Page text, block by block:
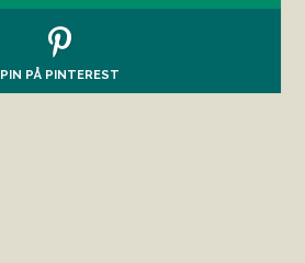
PIN PÅ PINTEREST